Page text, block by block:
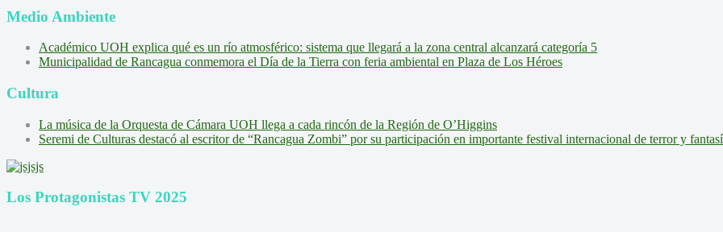
Medio Ambiente
Académico UOH explica qué es un río atmosférico: sistema que llegará a la zona central alcanzará categoría 5
Municipalidad de Rancagua conmemora el Día de la Tierra con feria ambiental en Plaza de Los Héroes
Cultura
La música de la Orquesta de Cámara UOH llega a cada rincón de la Región de O’Higgins
Seremi de Culturas destacó al escritor de “Rancagua Zombi” por su participación en importante festival internacional de terror y
Los Protagonistas TV 2025